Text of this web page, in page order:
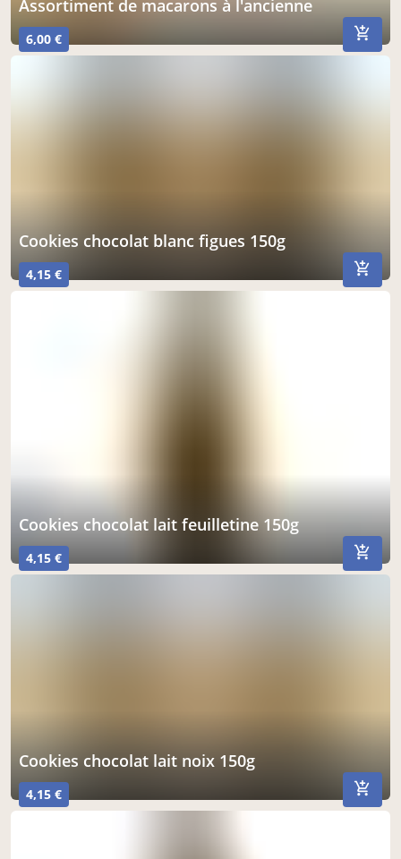
assortiment de macarons à l'ancienne
6,00 €
cookies chocolat blanc figues 150g
4,15 €
cookies chocolat lait feuilletine 150g
4,15 €
cookies chocolat lait noix 150g
4,15 €